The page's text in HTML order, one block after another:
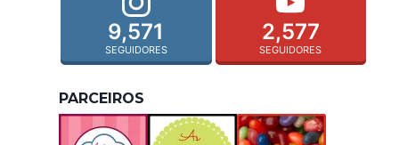
9,571
SEGUIDORES
2,577
SEGUIDORES
PARCEIROS